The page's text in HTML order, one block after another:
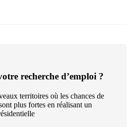
recherche d’emploi ?
territoires où les chances de
plus fortes en réalisant un